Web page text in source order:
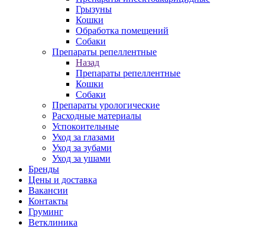
Грызуны
Кошки
Обработка помещений
Собаки
Препараты репеллентные
Назад
Препараты репеллентные
Кошки
Собаки
Препараты урологические
Расходные материалы
Успокоительные
Уход за глазами
Уход за зубами
Уход за ушами
Бренды
Цены и доставка
Вакансии
Контакты
Груминг
Ветклиника